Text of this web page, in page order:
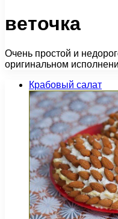
веточка
Очень простой и
оригинальном
Крабовый салат